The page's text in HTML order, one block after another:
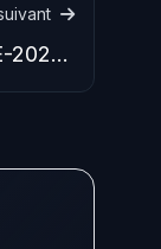
2026-
mise